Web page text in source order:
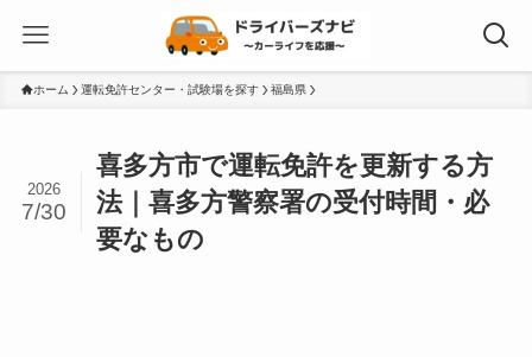
ホーム 運転免許センター・試験場を探す 福島県
喜多方市で運転免許を更新する方
法｜喜多方警察署の受付時間・必
要なもの
2026
7/30